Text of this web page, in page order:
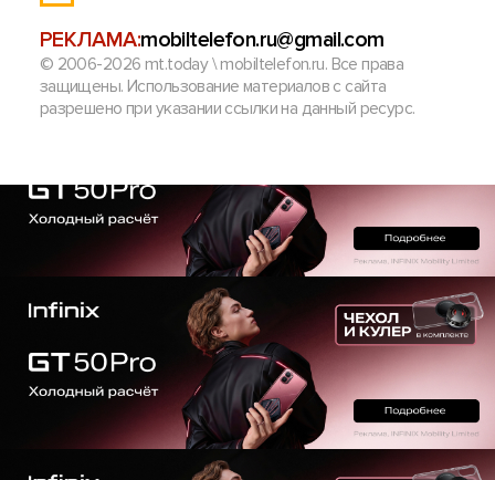
РЕКЛАМА:mobiltelefon.ru@gmail.com
© 2006-2026 mt.today \ mobiltelefon.ru. Все права
защищены. Использование материалов с сайта
разрешено при указании ссылки на данный ресурс.